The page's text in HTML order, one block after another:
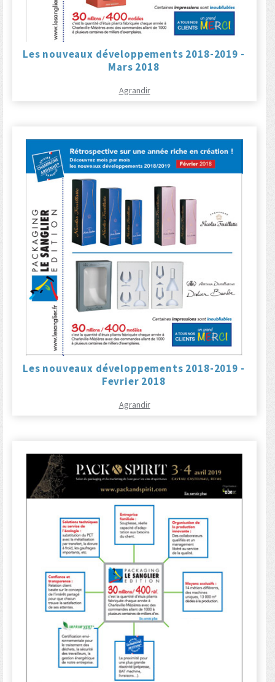
Les nouveaux développements 2018-2019 -
Mars 2018
Agrandir
Les nouveaux développements 2018-2019 -
Fevrier 2018
Agrandir